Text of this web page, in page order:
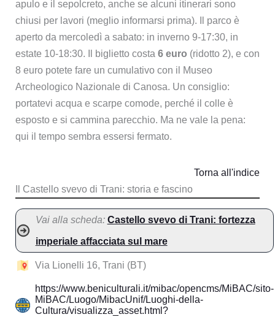
apulo e il sepolcreto, anche se alcuni itinerari sono
chiusi per lavori (meglio informarsi prima). Il parco è
aperto da mercoledì a sabato: in inverno 9-17:30, in
estate 10-18:30. Il biglietto costa 6 euro (ridotto 2), e con
8 euro potete fare un cumulativo con il Museo
Archeologico Nazionale di Canosa. Un consiglio:
portatevi acqua e scarpe comode, perché il colle è
esposto e si cammina parecchio. Ma ne vale la pena:
qui il tempo sembra essersi fermato.
Il Castello svevo di Trani: storia e fascino
Torna all'indice
Vai alla scheda: Castello svevo di Trani: fortezza
imperiale affacciata sul mare
Via Lionelli 16, Trani (BT)
https://www.beniculturali.it/mibac/opencms/MiBAC/sito-
MiBAC/Luogo/MibacUnif/Luoghi-della-
Cultura/visualizza_asset.html?